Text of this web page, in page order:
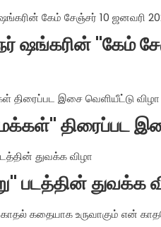
ஷங்கரின் "கேம்
திரைப்பட
படத்தின் துவக்க